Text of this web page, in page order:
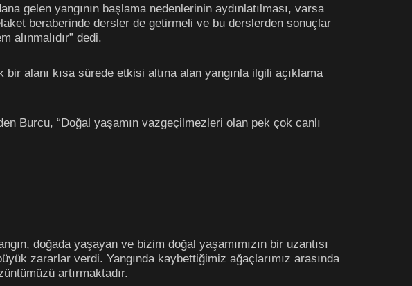
gelen yangının başlama nedenlerinin aydınlatılması, varsa
beraberinde dersler de getirmeli ve bu derslerden sonuçlar
alınmalıdır” dedi.
alanı kısa sürede etkisi altına alan yangınla ilgili açıklama
Burcu, “Doğal yaşamın vazgeçilmezleri olan pek çok canlı
doğada yaşayan ve bizim doğal yaşamımızın bir uzantısı
zararlar verdi. Yangında kaybettiğimiz ağaçlarımız arasında
artırmaktadır.